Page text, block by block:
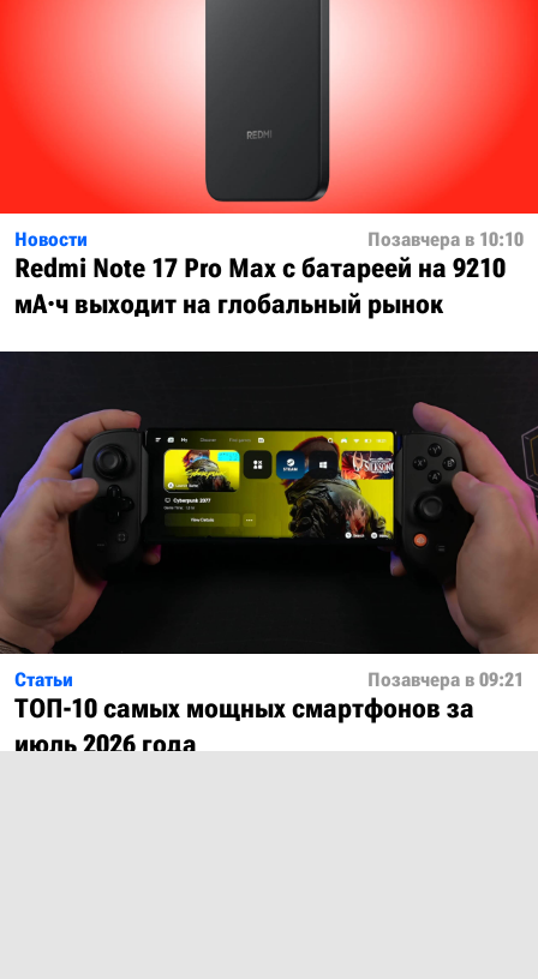
Новости Позавчера в 10:10
Redmi Note 17 Pro Max с батареей на 9210
мА·ч выходит на глобальный рынок
Статьи Позавчера в 09:21
ТОП-10 самых мощных смартфонов за
июль 2026 года